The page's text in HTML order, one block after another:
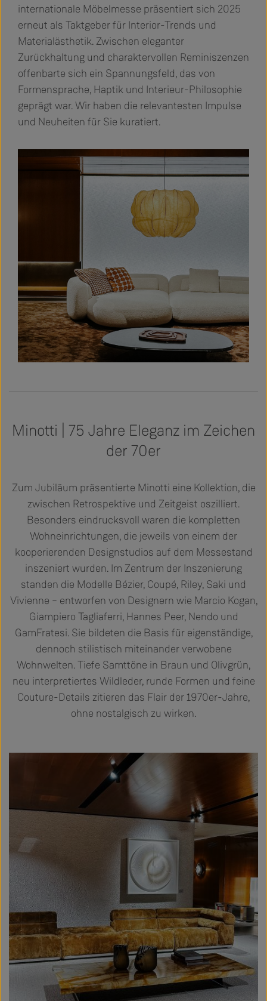
internationale Möbelmesse präsentiert sich 2025
erneut als Taktgeber für Interior-Trends und
Materialästhetik. Zwischen eleganter
Zurückhaltung und charaktervollen Reminiszenzen
offenbarte sich ein Spannungsfeld, das von
Formensprache, Haptik und Interieur-Philosophie
geprägt war. Wir haben die relevantesten Impulse
und Neuheiten für Sie kuratiert.
Minotti | 75 Jahre Eleganz im Zeichen
der 70er
Zum Jubiläum präsentierte Minotti eine Kollektion, die
zwischen Retrospektive und Zeitgeist oszilliert.
Besonders eindrucksvoll waren die kompletten
Wohneinrichtungen, die jeweils von einem der
kooperierenden Designstudios auf dem Messestand
inszeniert wurden. Im Zentrum der Inszenierung
standen die Modelle Bézier, Coupé, Riley, Saki und
Vivienne – entworfen von Designern wie Marcio Kogan,
Giampiero Tagliaferri, Hannes Peer, Nendo und
GamFratesi. Sie bildeten die Basis für eigenständige,
dennoch stilistisch miteinander verwobene
Wohnwelten. Tiefe Samttöne in Braun und Olivgrün,
neu interpretiertes Wildleder, runde Formen und feine
Couture-Details zitieren das Flair der 1970er-Jahre,
ohne nostalgisch zu wirken.